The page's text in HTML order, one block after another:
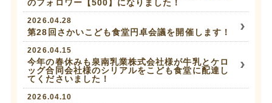
のフォロワー【500】になりました！
2026.04.28
第28回さかいこども食堂円卓会議を開催します！
2026.04.15
今年の春休みも泉南乳業株式会社様が牛乳とケロ
ッグ合同会社様のシリアルをこども食堂に配達し
てくださいました！
2026.04.10